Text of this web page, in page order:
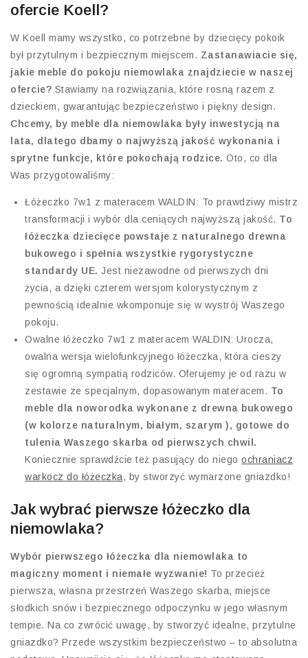
ofercie Koell?
W Koell mamy wszystko, co potrzebne by dziecięcy pokoik
był przytulnym i bezpiecznym miejscem. Zastanawiacie się,
jakie meble do pokoju niemowlaka znajdziecie w naszej
ofercie? Stawiamy na rozwiązania, które rosną razem z
dzieckiem, gwarantując bezpieczeństwo i piękny design.
Chcemy, by meble dla niemowlaka były inwestycją na
lata, dlatego dbamy o najwyższą jakość wykonania i
sprytne funkcje, które pokochają rodzice. Oto, co dla
Was przygotowaliśmy:
Łóżeczko 7w1 z materacem WALDIN: To prawdziwy mistrz
transformacji i wybór dla ceniących najwyższą jakość. To
łóżeczka dziecięce powstaje z naturalnego drewna
bukowego i spełnia wszystkie rygorystyczne
standardy UE. Jest niezawodne od pierwszych dni
życia, a dzięki czterem wersjom kolorystycznym z
pewnością idealnie wkomponuje się w wystrój Waszego
pokoju.
Owalne łóżeczko 7w1 z materacem WALDIN: Urocza,
owalna wersja wielofunkcyjnego łóżeczka, która cieszy
się ogromną sympatią rodziców. Oferujemy je od razu w
zestawie ze specjalnym, dopasowanym materacem. To
meble dla noworodka wykonane z drewna bukowego
(w kolorze naturalnym, białym, szarym ), gotowe do
tulenia Waszego skarba od pierwszych chwil.
Koniecznie sprawdźcie też pasujący do niego ochraniacz
warkocz do łóżeczka, by stworzyć wymarzone gniazdko!
Jak wybrać pierwsze łóżeczko dla
niemowlaka?
Wybór pierwszego łóżeczka dla niemowlaka to
magiczny moment i niemałe wyzwanie! To przecież
pierwsza, własna przestrzeń Waszego skarba, miejsce
słodkich snów i bezpiecznego odpoczynku w jego własnym
tempie. Na co zwrócić uwagę, by stworzyć idealne, przytulne
gniazdko? Przede wszystkim bezpieczeństwo – to absolutna